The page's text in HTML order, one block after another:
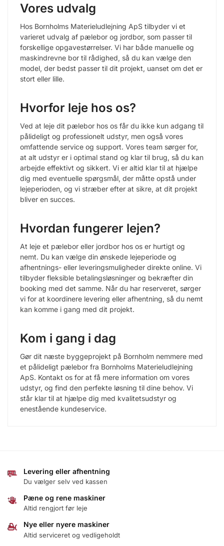
Vores udvalg
Hos Bornholms Materieludlejning ApS tilbyder vi et
varieret udvalg af pælebor og jordbor, som passer til
forskellige opgavestørrelser. Vi har både manuelle og
maskindrevne bor til rådighed, så du kan vælge den
model, der bedst passer til dit projekt, uanset om det er
stort eller lille.
Hvorfor leje hos os?
Ved at leje dit pælebor hos os får du ikke kun adgang til
pålideligt og professionelt udstyr, men også vores
omfattende service og support. Vores team sørger for,
at alt udstyr er i optimal stand og klar til brug, så du kan
arbejde effektivt og sikkert. Vi er altid klar til at hjælpe
dig med eventuelle spørgsmål, der måtte opstå under
lejeperioden, og vi stræber efter at sikre, at dit projekt
bliver en succes.
Hvordan fungerer lejen?
At leje et pælebor eller jordbor hos os er hurtigt og
nemt. Du kan vælge din ønskede lejeperiode og
afhentnings- eller leveringsmuligheder direkte online. Vi
tilbyder fleksible betalingsløsninger og bekræfter din
booking med det samme. Når du har reserveret, sørger
vi for at koordinere levering eller afhentning, så du nemt
kan komme i gang med dit projekt.
Kom i gang i dag
Gør dit næste byggeprojekt på Bornholm nemmere med
et pålideligt pælebor fra Bornholms Materieludlejning
ApS. Kontakt os for at få mere information om vores
udstyr, og find den perfekte løsning til dine behov. Vi
står klar til at hjælpe dig med kvalitetsudstyr og
enestående kundeservice.
Levering eller afhentning
Du vælger selv ved kassen
Pæne og rene maskiner
Altid rengjort før leje
Nye eller nyere maskiner
Altid serviceret og vedligeholdt